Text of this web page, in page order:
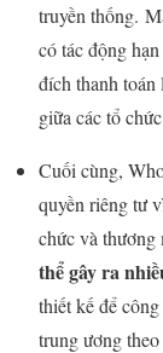
truyền thống.
có tác động
đích thanh
giữa các tổ
Cuối cùng,
quyền riêng tư
chức và
thể gây ra
thiết kế để
trung ương